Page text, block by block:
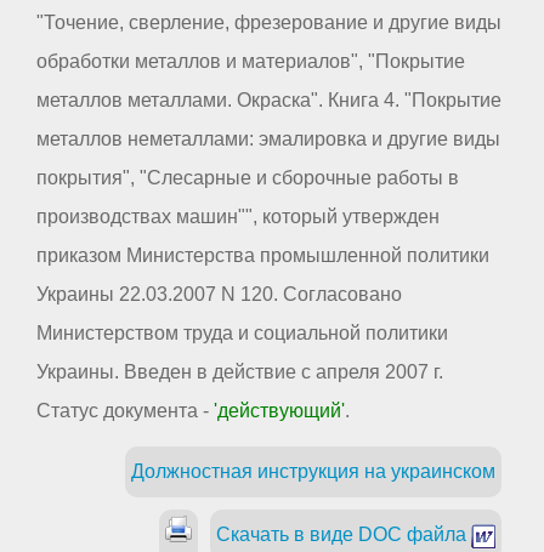
"Точение, сверление, фрезерование и другие виды
обработки металлов и материалов", "Покрытие
металлов металлами. Окраска". Книга 4. "Покрытие
металлов неметаллами: эмалировка и другие виды
покрытия", "Слесарные и сборочные работы в
производствах машин"", который утвержден
приказом Министерства промышленной политики
Украины 22.03.2007 N 120. Согласовано
Министерством труда и социальной политики
Украины. Введен в действие с апреля 2007 г.
Статус документа - 'действующий'.
Должностная инструкция на украинском
Скачать в виде DOC файла